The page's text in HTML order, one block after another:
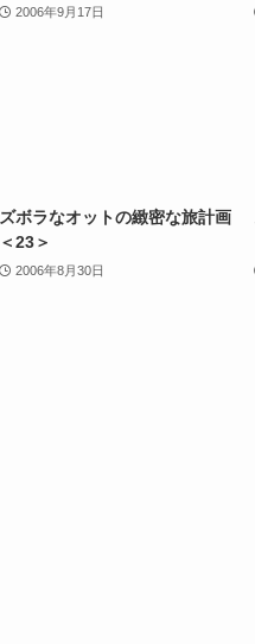
2006年9月17日
ズボラなオットの緻密な旅計画
＜23＞
2006年8月30日